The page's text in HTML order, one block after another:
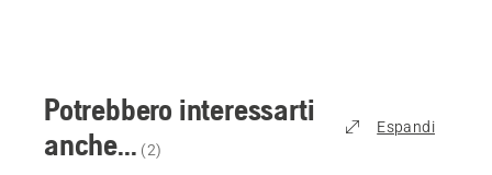
Potrebbero interessarti
anche... (2)
Espandi